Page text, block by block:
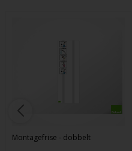
Montagefrise - dobbelt